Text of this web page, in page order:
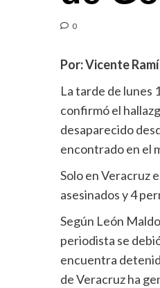
0
Por: Vicente
La tarde de lunes
confirmó el
desaparecido
encontrado en el
Solo en Veracruz
asesinados y 4
Según León
periodista se
encuentra
de Veracruz ha